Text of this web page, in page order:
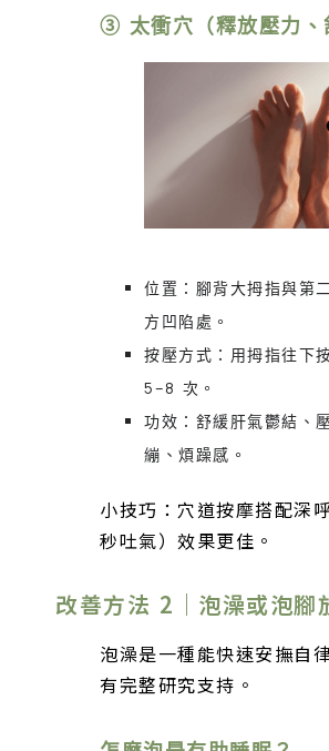
③ 太衝穴（釋放壓力、
位置：腳背大拇指與第
方凹陷處。
按壓方式：用拇指往下
5–8 次。
功效：舒緩肝氣鬱結、
繃、煩躁感。
小技巧：穴道按摩搭配深
秒吐氣）效果更佳。
改善方法 2｜泡澡或泡腳
泡澡是一種能快速安撫自
有完整研究支持。